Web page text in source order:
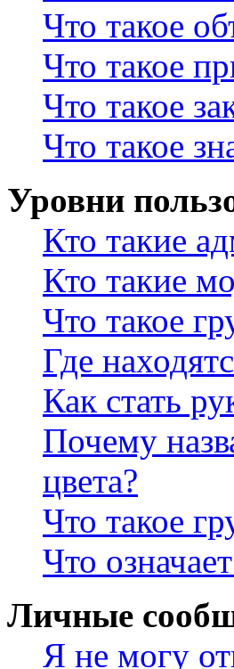
Что такое
Что такое
Что такое
Что такое
Уровни
Кто такие
Кто такие
Что такое
Где
Как стать
Почему
цвета?
Что такое
Что
Личные
Я не могу